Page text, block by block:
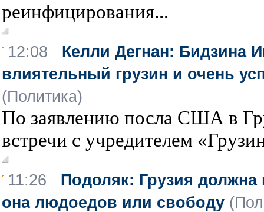
реинфицирования...
12:08 Келли Дегнан: Бидзина
влиятельный грузин и очень
(Политика)
По заявлению посла США в
встречи с учредителем
11:26 Подоляк: Грузия
она людоедов или свободу